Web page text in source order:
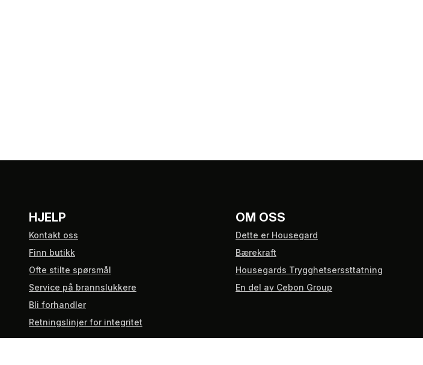
HJELP
Kontakt oss
Finn butikk
Ofte stilte spørsmål
Service på brannslukkere
Bli forhandler
Retningslinjer for integritet
OM OSS
Dette er Housegard
Bærekraft
Housegards Trygghetserssttatning
En del av Cebon Group